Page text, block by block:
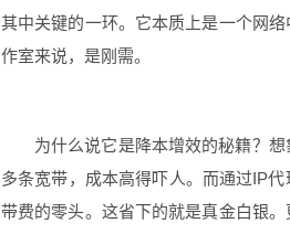
其中关键的一环。它本质上是一个网
作室来说，是刚需。
为什么说它是降本增效的秘籍？
多条宽带，成本高得吓人。而通过IP
带费的零头。这省下的就是真金白银